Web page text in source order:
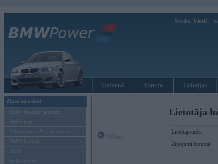
Sveiks, Viesi!
Galvenā Forums Galerijas
Ziņas un raksti
BMW modeļu jaunumi
BMW testi
Tehnoloģijas & sasniegumi
BMW Latvijā
MINI
Rolls-Royce
Lietotāja
Lietotājvārds:
Ziņojumi forumā: